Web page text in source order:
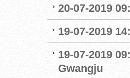
20-07-2019
19-07-2019
19-07-2019
Gwangju